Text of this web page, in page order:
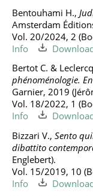
Bentouhami H.,
Amsterdam
Vol. 20/2024, 2
Info
Bertot C. &
phénoménologie.
Garnier, 2019
Vol. 18/2022, 1
Info
Bizzari V., Sento
dibattito
Englebert).
Vol. 15/2019, 10
Info